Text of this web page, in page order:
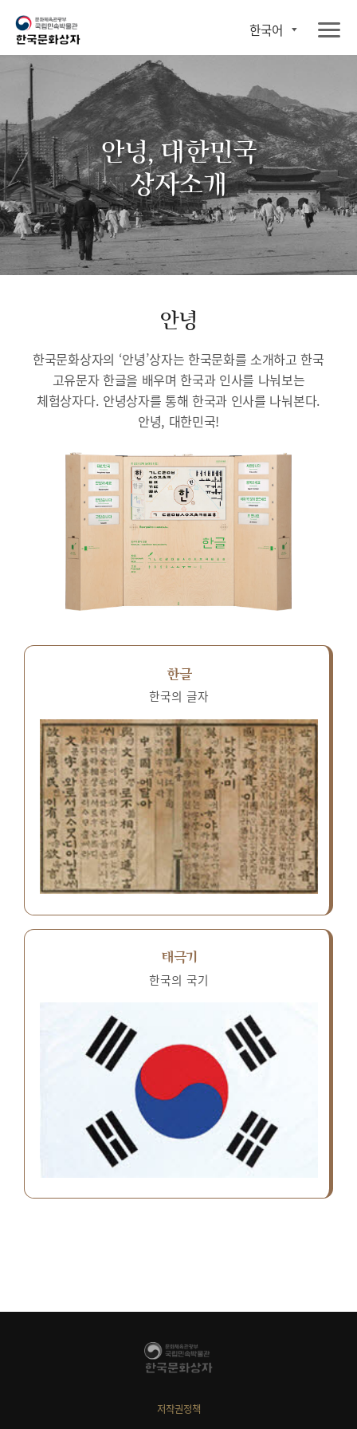
한국어
안녕, 대한민국
상자소개
안녕
한국문화상자의 ‘안녕’상자는 한국문화를 소개하고 한국
고유문자 한글을 배우며 한국과 인사를 나눠보는
체험상자다. 안녕상자를 통해 한국과 인사를 나눠본다.
안녕, 대한민국!
한글
한국의 글자
태극기
한국의 국기
저작권정책